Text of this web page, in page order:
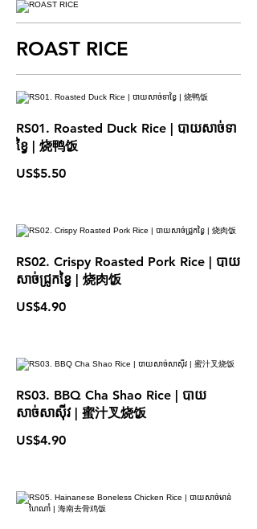
ROAST RICE
RS01. Roasted Duck Rice | បាយសាច់ទា
ខ្វៃ | 烧鸭饭
US$5.50
RS02. Crispy Roasted Pork Rice | បាយ
សាច់ជ្រូកខ្វៃ | 烧肉饭
US$4.90
RS03. BBQ Cha Shao Rice | បាយ
សាច់សាស៊ីវ | 蜜汁叉烧饭
US$4.90